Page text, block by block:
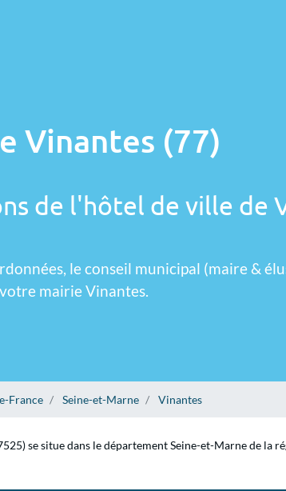
Vinantes (77)
de l'hôtel de ville de
le conseil municipal (maire &
mairie Vinantes.
France Seine-et-Marne Vinantes
se situe dans le département Seine-et-Marne de